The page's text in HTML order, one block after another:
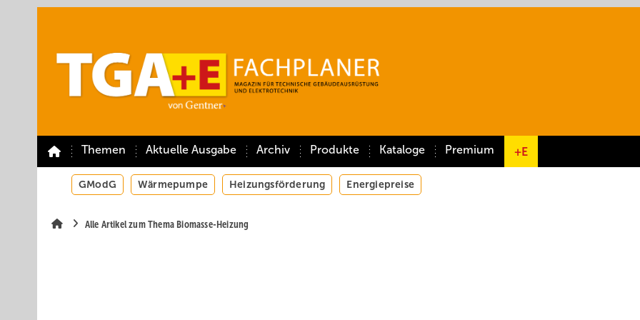
Themen Aktuelle Ausgabe Archiv Produkte Kataloge Premium +E
GModG Wärmepumpe Heizungsförderung Energiepreise
Alle Artikel zum Thema Biomasse-Heizung